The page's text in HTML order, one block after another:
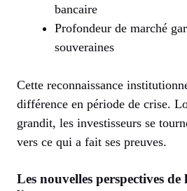
bancaire
Profondeur de marché
souveraines
Cette reconnaissance
différence en période de crise.
grandit, les investisseurs se
vers ce qui a fait ses preuves.
Les nouvelles perspectives